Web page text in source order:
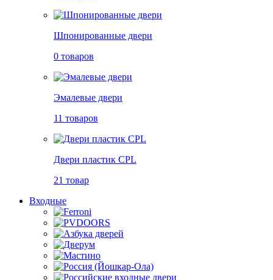
Шпонированные двери
0 товаров
Эмалевые двери
11 товаров
Двери пластик CPL
21 товар
Входные